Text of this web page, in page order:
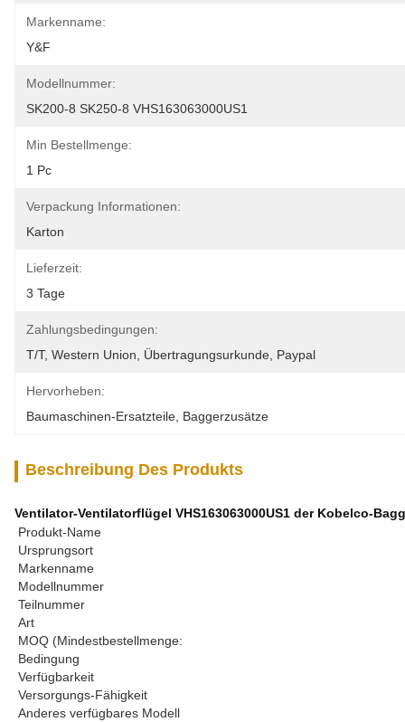
Markenname:
Y&F
Modellnummer:
SK200-8 SK250-8 VHS163063000US1
Min Bestellmenge:
1 Pc
Verpackung Informationen:
Karton
Lieferzeit:
3 Tage
Zahlungsbedingungen:
T/T, Western Union, Übertragungsurkunde, Paypal
Hervorheben:
Baumaschinen-Ersatzteile Baggerzusätze
Beschreibung Des Produkts
Ventilator-Ventilatorflügel VHS163063000US1 der Kobelco-
Produkt-Name
Ursprungsort
Markenname
Modellnummer
Teilnummer
Art
MOQ (Mindestbestellmenge:
Bedingung
Verfügbarkeit
Versorgungs-Fähigkeit
Anderes verfügbares Modell